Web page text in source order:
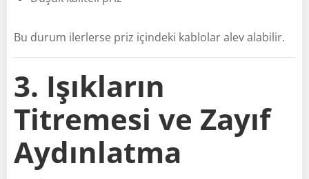
Bu durum ilerlerse priz içindeki kablolar alev alabilir.
3. Işıkların
Titremesi ve Zayıf
Aydınlatma